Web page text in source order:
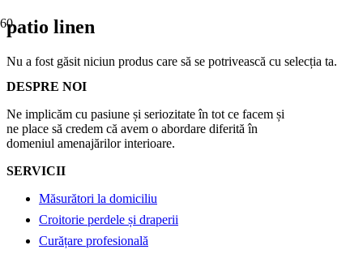
patio linen
Nu a fost găsit niciun produs care să se potrivească cu selecția ta.
DESPRE NOI
Ne implicăm cu pasiune și seriozitate în tot ce facem și
ne place să credem că avem o abordare diferită în
domeniul amenajărilor interioare.
SERVICII
Măsurători la domiciliu
Croitorie perdele și draperii
Curățare profesională